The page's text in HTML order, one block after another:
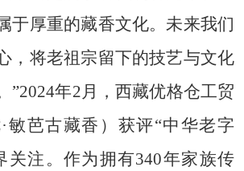
于厚重的藏香文化。未来我们
，将老祖宗留下的技艺与文化
”2024年2月，西藏优格仓工贸
敏芭古藏香）获评“中华老字
关注。作为拥有340年家族传